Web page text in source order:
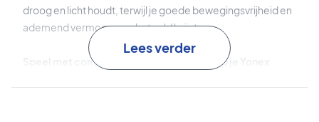
droog en licht houdt, terwijl je goede bewegingsvrijheid en
ademend vermogen op het veld krijgt.
Speel met comfort en bescherming – koop je Yonex
Lees verder